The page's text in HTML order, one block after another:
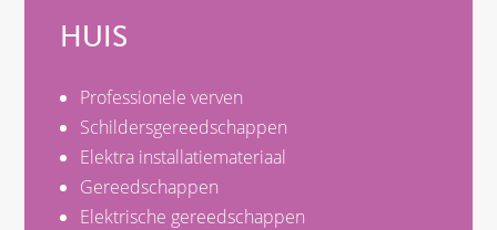
HUIS
Professionele verven
Schildersgereedschappen
Elektra installatiemateriaal
Gereedschappen
Elektrische gereedschappen